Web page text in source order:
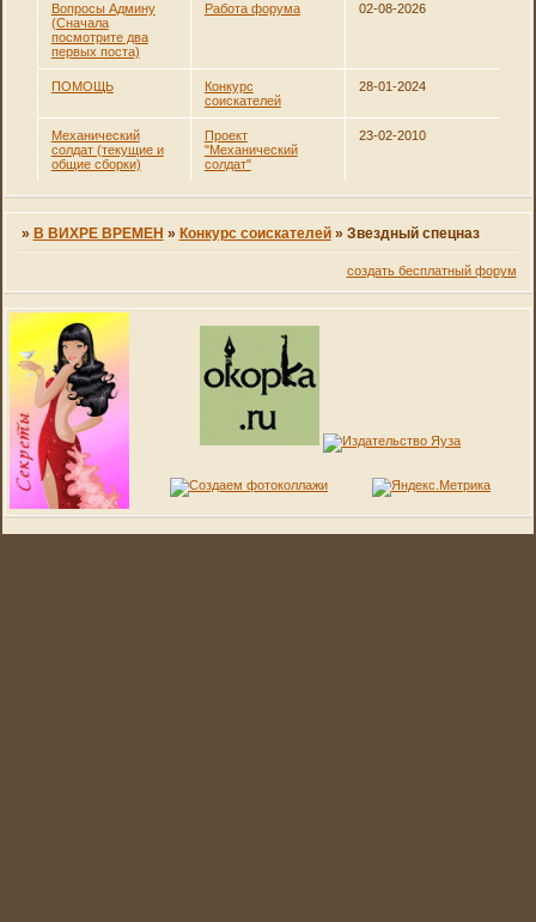
Вопросы Админу
(Сначала
посмотрите два
первых поста)
Работа форума 02-08-2026
ПОМОЩЬ
Конкурс
соискателей
28-01-2024
Механический
солдат (текущие и
общие сборки)
Проект
"Механический
солдат"
23-02-2010
» В ВИХРЕ ВРЕМЕН » Конкурс соискателей » Звездный спецназ
создать бесплатный форум